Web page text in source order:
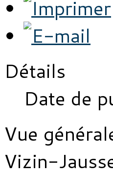
Détails
Date de
Vue
Vizin-